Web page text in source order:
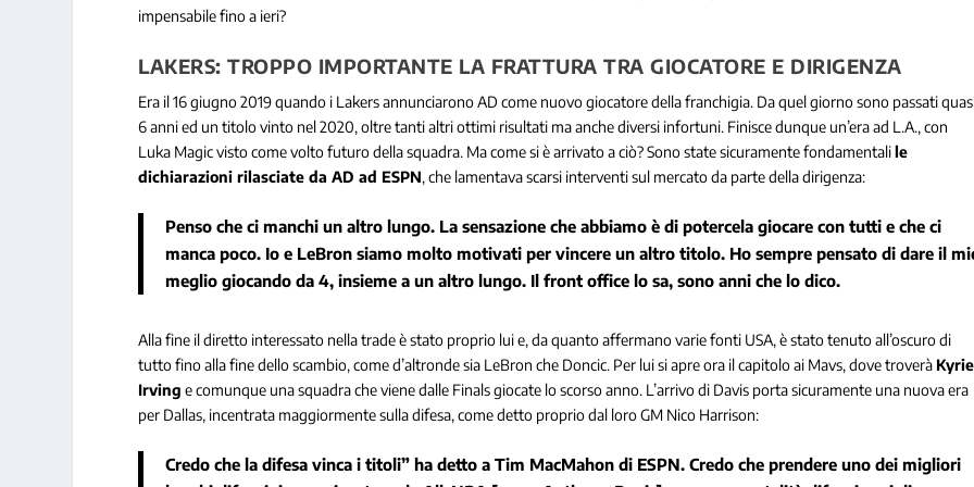
impensabile fino a ieri?
LAKERS: TROPPO IMPORTANTE LA FRATTURA TRA GIOCATORE E DIRIGENZA
Era il 16 giugno 2019 quando i Lakers annunciarono AD come nuovo giocatore della franchigia. Da quel giorno sono passati
6 anni ed un titolo vinto nel 2020, oltre tanti altri ottimi risultati ma anche diversi infortuni. Finisce dunque un’era ad L.A., con
Luka Magic visto come volto futuro della squadra. Ma come si è arrivato a ciò? Sono state sicuramente fondamentalile
dichiarazioni rilasciate da AD ad ESPN, che lamentava scarsi interventi sul mercato da parte della dirigenza:
Penso che ci manchi un altro lungo. La sensazione che abbiamo è di potercela giocare con tutti e che ci
manca poco. Io e LeBron siamo molto motivati per vincere un altro titolo. Ho sempre pensato di dare il
meglio giocando da 4, insieme a un altro lungo. Il front office lo sa, sono anni che lo dico.
Alla fine il diretto interessato nella trade è stato proprio lui e, da quanto affermano varie fonti USA, è stato tenuto all’oscuro di
tutto fino alla fine dello scambio, come d’altronde sia LeBron che Doncic. Per lui si apre ora il capitolo ai Mavs, dove troverà Kyrie
Irving e comunque una squadra che viene dalle Finals giocate lo scorso anno. L’arrivo di Davis porta sicuramente una nuova era
per Dallas, incentrata maggiormente sulla difesa, come detto proprio dal loro GM Nico Harrison:
Credo che la difesa vinca i titoli” ha detto a Tim MacMahon di ESPN. Credo che prendere uno dei migliori